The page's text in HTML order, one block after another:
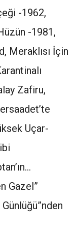
-1962,
-1981,
Meraklısı İçin
Zafiru,
Uçar-
Gazel”